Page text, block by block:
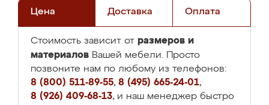
Цена Доставка Оплата
Стоимость зависит от размеров и
материалов Вашей мебели. Просто
позвоните нам по любому из телефонов:
8 (800) 511-89-55, 8 (495) 665-24-01,
8 (926) 409-68-13, и наш менеджер быстро